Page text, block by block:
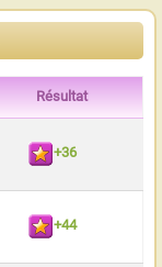
Résultat
+36
+44